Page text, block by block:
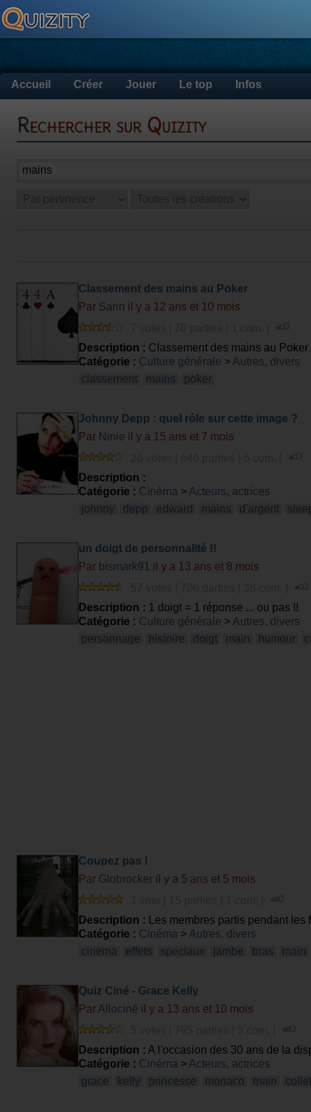
Accueil Créer Jouer Le top Infos
Rechercher sur Quizity
Classement des mains au Poker
Par Sarin il y a 12 ans et 10 mois
Description : Classement des mains au Poker
Catégorie : Culture générale > Autres, divers
classement
mains poker
Johnny Depp : quel rôle sur cette image ?
Par Ninie il y a 15 ans et 7 mois
Description :
Catégorie : Cinéma > Acteurs, actrices
johnny
depp edward mains d'argent
un doigt de personnalité !!
Par bismark91 il y a 13 ans et 8 mois
Description : 1 doigt = 1 réponse ... ou pas !!
Catégorie : Culture générale > Autres, divers
personnage
histoire doigt main humour
Coupez pas !
Par Globrocker il y a 5 ans et 5 mois
Description : Les membres partis pendant
Catégorie : Cinéma > Autres, divers
cinema
effets speciaux jambe bras main
Quiz Ciné - Grace Kelly
Par Allociné il y a 13 ans et 10 mois
Description : A l'occasion des 30 ans de la
Catégorie : Cinéma > Acteurs, actrices
grace
kelly princesse monaco main collet